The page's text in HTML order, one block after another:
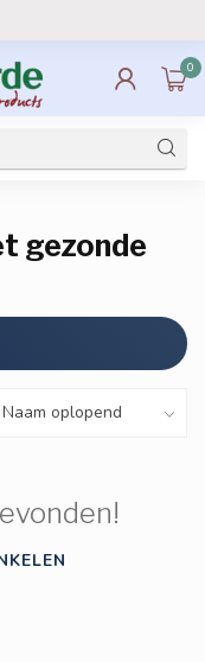
0
gezonde